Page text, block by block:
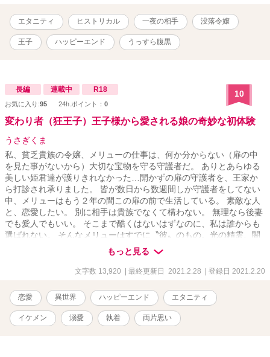
エタニティ ヒストリカル 一夜の相手 没落令嬢
王子 ハッピーエンド うっすら腹黒
長編 連載中 R18
お気に入り:95 24h.ポイント： 0
10
変わり者（狂王子）王子様から愛される娘の奇妙な初体験
うさぎくま
私、貧乏貴族の令嬢、メリューの仕事は、何か分からない（扉の中
を見た事がないから）大切な宝物を守る守護者だ。 ありとあらゆる
美しい姫君達が護りきれなかった…開かずの扉の守護者を、王家か
ら打診され承りました。 皆が数日から数週間しか守護者をしてない
中、メリューはもう２年の間この扉の前で生活している。 素敵な人
と、恋愛したい。 別に相手は貴族でなくて構わない。 無理なら後妻
でも愛人でもいい。 そこまで酷くはないはずなのに、私は誰からも
選ばれない。 そんなメリューはすでに〝彼〟のもの。光の精霊、闇
の精霊を従えさせ、王国中、国外、全ての人から憧れと畏怖を抱か
せる美貌の第三王子。 第三王子からの愛は歪んでいて。とんでもな
い初体験と事実を受けることに。 ちょっと拗れた愛欲の物語。前
もっと見る
文字数 13,920 | 最終更新日 2021.2.28 | 登録日 2021.2.20
恋愛 異世界 ハッピーエンド エタニティ
イケメン 溺愛 執着 両片思い